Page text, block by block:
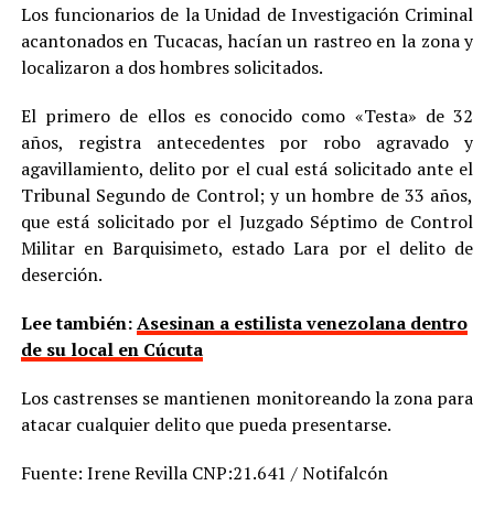
Los funcionarios de la Unidad de Investigación Criminal
acantonados en Tucacas, hacían un rastreo en la zona y
localizaron a dos hombres solicitados.
El primero de ellos es conocido como «Testa» de 32
años, registra antecedentes por robo agravado y
agavillamiento, delito por el cual está solicitado ante el
Tribunal Segundo de Control; y un hombre de 33 años,
que está solicitado por el Juzgado Séptimo de Control
Militar en Barquisimeto, estado Lara por el delito de
deserción.
Lee también:Asesinan a estilista venezolana dentro
de su local en Cúcuta
Los castrenses se mantienen monitoreando la zona para
atacar cualquier delito que pueda presentarse.
Fuente: Irene Revilla CNP:21.641 / Notifalcón